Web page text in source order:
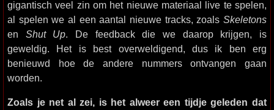
gigantisch veel zin om het nieuwe materiaal live te spelen,
al spelen we al een aantal nieuwe tracks, zoals Skeletons
en Shut Up . De feedback die we daarop krijgen, is
geweldig. Het is best overweldigend, dus ik ben erg
benieuwd hoe de andere nummers ontvangen gaan
worden.
Zoals je net al zei, is het alweer een tijdje geleden dat